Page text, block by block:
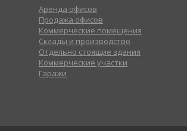
Аренда офисов
Продажа офисов
Коммерческие помещения
Склады и производство
Отдельно стоящие здания
Коммерческие участки
Гаражи